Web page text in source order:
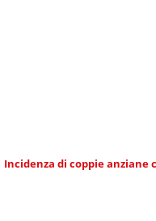
Incidenza di coppie anziane